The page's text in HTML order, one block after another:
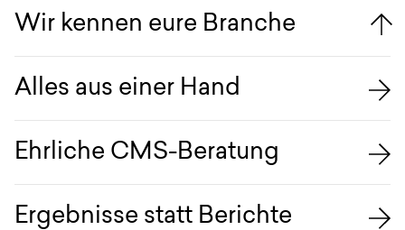
Wir kennen eure Branche
Alles aus einer Hand
Ehrliche CMS-Beratung
Ergebnisse statt Berichte